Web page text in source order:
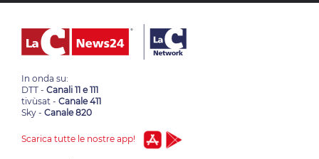
In onda su:
DTT - Canali 11 e 111
tivùsat - Canale 411
Sky - Canale 820
Scarica tutte le nostre app!